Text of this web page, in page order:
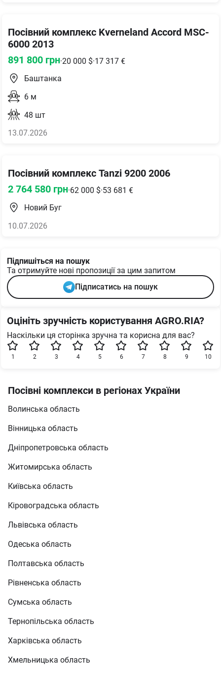
Посівний комплекс Kverneland Accord MSC-
6000 2013
891 800 грн·20 000 $·17 317 €
Баштанка
6 м
48 шт
13.07.2026
Посівний комплекс Tanzi 9200 2006
2 764 580 грн·62 000 $·53 681 €
Новий Буг
10.07.2026
Підпишіться на пошук
Та отримуйте нові пропозиції за цим запитом
Підписатись на пошук
Оцініть зручність користування AGRO.RIA?
Наскільки ця сторінка зручна та корисна для вас?
10
9
8
7
6
5
4
3
2
1
Посівні комплекси в регіонах України
Волинська область
Вінницька область
Дніпропетровська область
Житомирська область
Київська область
Кіровоградська область
Львівська область
Одеська область
Полтавська область
Рівненська область
Сумська область
Тернопільська область
Харківська область
Хмельницька область